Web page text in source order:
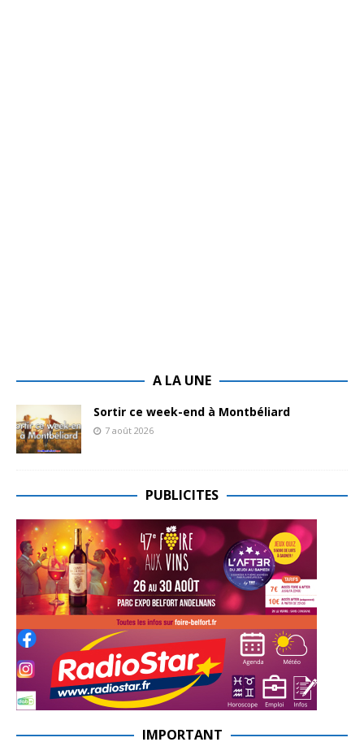
A LA UNE
Sortir ce week-end à Montbéliard
7 août 2026
PUBLICITES
IMPORTANT